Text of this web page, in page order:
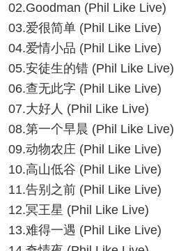
02.Goodman (Phil Like Live)
03.爱很简单 (Phil Like Live)
04.爱情小品 (Phil Like Live)
05.安徒生的错 (Phil Like Live)
06.查无此字 (Phil Like Live)
07.大好人 (Phil Like Live)
08.第一个早晨 (Phil Like Live)
09.动物农庄 (Phil Like Live)
10.高山低谷 (Phil Like Live)
11.告别之前 (Phil Like Live)
12.冥王星 (Phil Like Live)
13.难得一遇 (Phil Like Live)